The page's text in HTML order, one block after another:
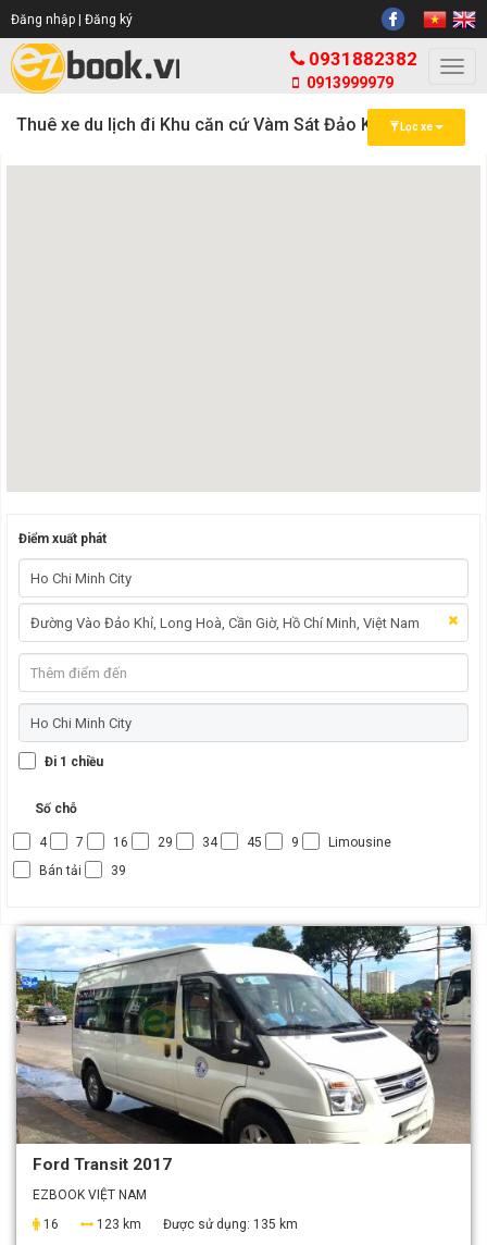
Đăng nhập | Đăng ký
0931882382
0913999979
Thuê xe du lịch đi Khu căn cứ Vàm Sát Đảo Khỉ HCM
Lọc xe
Điểm xuất phát
Đi 1 chiều
Số chỗ
4 7 16 29 34 45 9
Limousine
Bán tải
39
Ford Transit 2017
EZBOOK VIỆT NAM
16
123 km Được sử dụng: 135 km